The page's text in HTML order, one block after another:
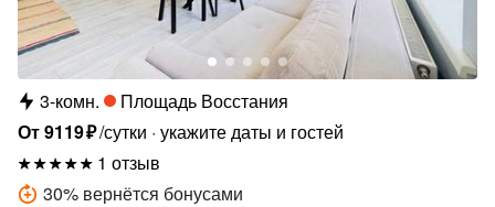
3-комн.
Площадь Восстания
От9119₽/сутки укажите даты и гостей
1 отзыв
30% вернётся бонусами